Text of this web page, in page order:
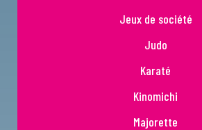
Jeux de société
Judo
Karaté
Kinomichi
Majorette